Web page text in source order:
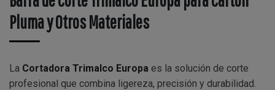
Pluma y Otros Materiales
La Cortadora Trimalco Europa es la solución de corte
profesional que combina ligereza, precisión y durabilidad.